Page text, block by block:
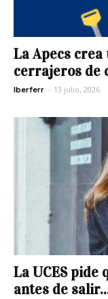
La Apecs
cerrajeros de
Iberferr - 13 julio, 2026
La UCES pide
antes de